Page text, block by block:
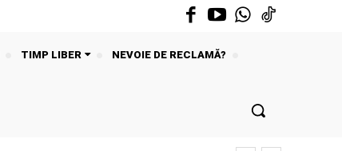
TIMP LIBER
NEVOIE DE RECLAMĂ?